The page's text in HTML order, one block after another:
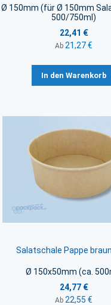
Ø 150mm (für Ø 150mm
500/750ml)
22,41 €
Ab 21,27 €
In den Warenkorb
Salatschale Pappe
Ø 150x50mm (ca.
24,77 €
Ab 22,55 €